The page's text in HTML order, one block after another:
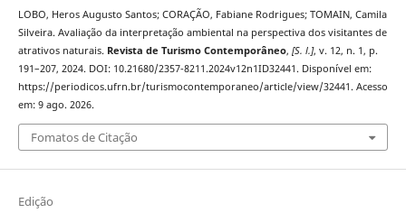
LOBO, Heros Augusto Santos; CORAÇÃO, Fabiane Rodrigues; TOMAIN, Camila
Silveira. Avaliação da interpretação ambiental na perspectiva dos visitantes de
atrativos naturais. Revista de Turismo Contemporâneo, [S. l.], v. 12, n. 1, p.
191–207, 2024. DOI: 10.21680/2357-8211.2024v12n1ID32441. Disponível em:
https://periodicos.ufrn.br/turismocontemporaneo/article/view/32441. Acesso
em: 9 ago. 2026.
Fomatos de Citação
Edição